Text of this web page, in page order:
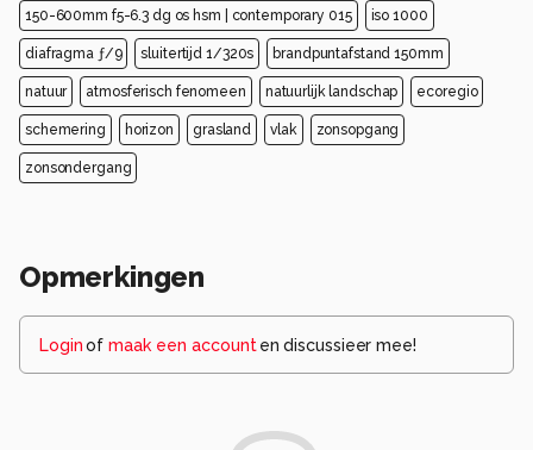
150-600mm f5-6.3 dg os hsm | contemporary 015 iso 1000
diafragma ƒ/9 sluitertijd 1/320s brandpuntafstand 150mm
natuur atmosferisch fenomeen natuurlijk landschap ecoregio
schemering horizon grasland vlak zonsopgang
zonsondergang
Opmerkingen
Loginof maak een account en discussieer mee!